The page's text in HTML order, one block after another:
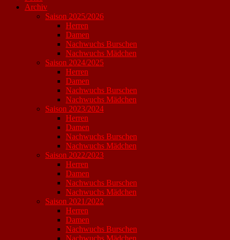
Archiv
Saison 2025/2026
Herren
Damen
Nachwuchs Burschen
Nachwuchs Mädchen
Saison 2024/2025
Herren
Damen
Nachwuchs Burschen
Nachwuchs Mädchen
Saison 2023/2024
Herren
Damen
Nachwuchs Burschen
Nachwuchs Mädchen
Saison 2022/2023
Herren
Damen
Nachwuchs Burschen
Nachwuchs Mädchen
Saison 2021/2022
Herren
Damen
Nachwuchs Burschen
Nachwuchs Mädchen